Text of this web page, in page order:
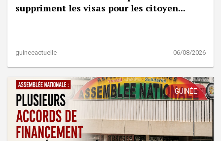
suppriment les visas pour les citoyen...
guineeactuelle 06/08/2026
GUINÉE